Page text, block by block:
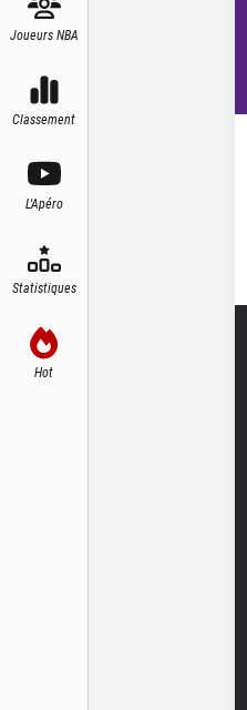
Joueurs NBA
Classement
L'Apéro
Statistiques
Hot